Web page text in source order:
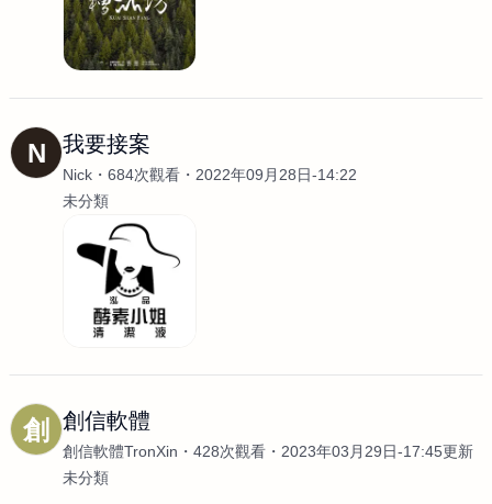
N 我要接案
Nick 684次觀看
2022年09月28日-14:22
未分類
創 創信軟體
創信軟體TronXin 428次觀看
2023年03月29日-17:45更新
未分類